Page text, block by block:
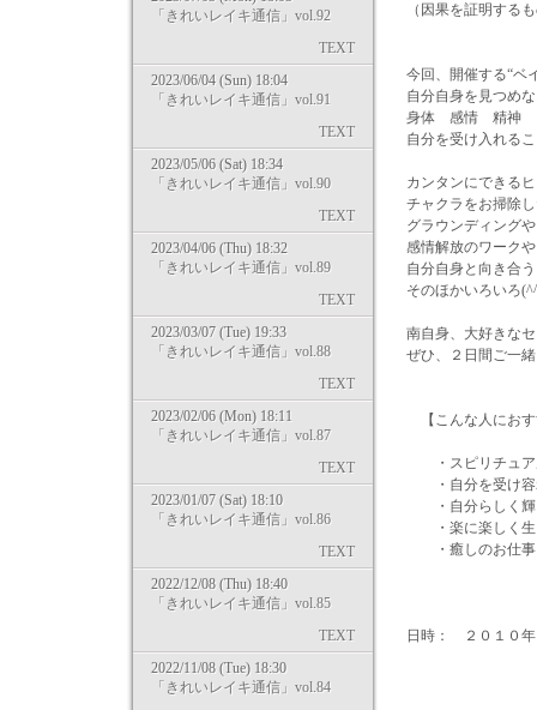
「きれいレイキ通信」vol.92
TEXT
2023/06/04 (Sun) 18:04
「きれいレイキ通信」vol.91
TEXT
2023/05/06 (Sat) 18:34
「きれいレイキ通信」vol.90
TEXT
2023/04/06 (Thu) 18:32
「きれいレイキ通信」vol.89
TEXT
2023/03/07 (Tue) 19:33
「きれいレイキ通信」vol.88
TEXT
2023/02/06 (Mon) 18:11
「きれいレイキ通信」vol.87
TEXT
2023/01/07 (Sat) 18:10
「きれいレイキ通信」vol.86
TEXT
2022/12/08 (Thu) 18:40
「きれいレイキ通信」vol.85
TEXT
2022/11/08 (Tue) 18:30
「きれいレイキ通信」vol.84
（因果を証明する
今回、開催する“ベ
自分自身を見つめ
身体 感情 精神
自分を受け入れる
カンタンにできる
チャクラをお掃除
グラウンディングや
感情解放のワークや
自分自身と向き合
そのほかいろいろ
南自身、大好きな
ぜひ、２日間ご一
【こんな人にお
・スピリチュア
・自分を受け容
・自分らしく輝
・楽に楽しく生
・癒しのお仕事
日時： ２０１０年